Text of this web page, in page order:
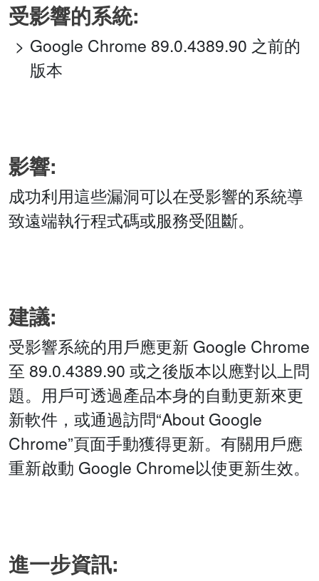
受影響的系統:
Google Chrome 89.0.4389.90 之前的
版本
影響:
成功利用這些漏洞可以在受影響的系統導
致遠端執行程式碼或服務受阻斷。
建議:
受影響系統的用戶應更新 Google Chrome
至 89.0.4389.90 或之後版本以應對以上問
題。用戶可透過產品本身的自動更新來更
新軟件，或通過訪問“About Google
Chrome”頁面手動獲得更新。有關用戶應
重新啟動 Google Chrome以使更新生效。
進一步資訊: